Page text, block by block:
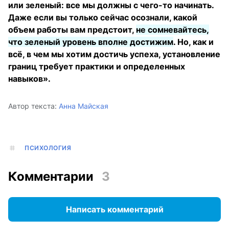
или зеленый: все мы должны с чего-то начинать.
Даже если вы только сейчас осознали, какой
объем работы вам предстоит, не сомневайтесь,
что зеленый уровень вполне достижим. Но, как и
всё, в чем мы хотим достичь успеха, установление
границ требует практики и определенных
навыков».
Автор текста: Анна Майская
ПСИХОЛОГИЯ
Комментарии 3
Написать комментарий